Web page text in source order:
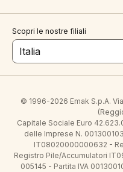
Scopri le nostre filiali
Italia
© 1996-2026 Emak S.p.A.
Capitale Sociale Euro
delle Imprese N.
IT08020000000632 -
Registro Pile/Accumulatori
005145 - Partita IVA